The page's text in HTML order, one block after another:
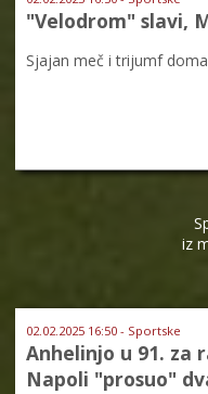
"Velodrom" slavi,
Sjajan meč i trijumf
iz
02.02.2025 16:50 - Sportske
Anhelinjo u 91. za
Napoli "prosuo"